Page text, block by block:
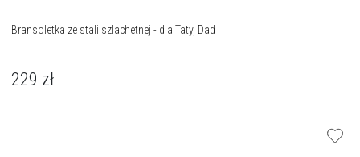
Bransoletka ze stali szlachetnej - dla Taty, Dad
229 zł